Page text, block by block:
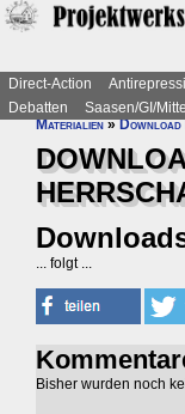
Direct-Action
Debatten
Saasen/GI/
Materialien»
... folgt ...
Bisher wurden noch